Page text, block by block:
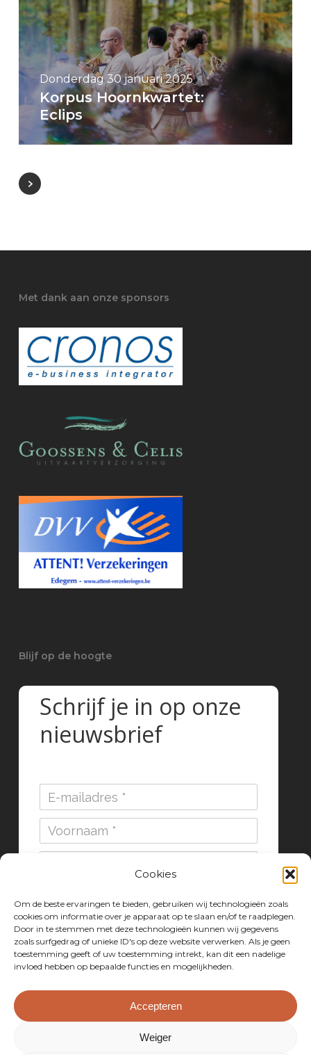
Cookies
Om de beste ervaringen te bieden, gebruiken wij technologieën zoals
cookies om informatie over je apparaat op te slaan en/of te raadplegen.
Door in te stemmen met deze technologieën kunnen wij gegevens
zoals surfgedrag of unieke ID's op deze website verwerken. Als je geen
toestemming geeft of uw toestemming intrekt, kan dit een nadelige
invloed hebben op bepaalde functies en mogelijkheden.
Accepteren
Weiger
Donderdag 30 januari 2025
Korpus Hoornkwartet:
Eclips
Met dank aan onze sponsors
Blijf op de hoogte
Schrijf je in op onze
nieuwsbrief
Inschrijven